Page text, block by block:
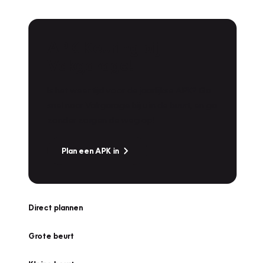
Plan een APK in
Direct plannen
Grote beurt